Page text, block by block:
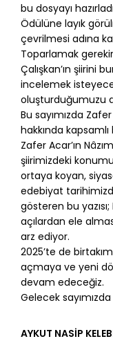
bu dosyayı
Ödülüne layık
çevrilmesi adına
Toparlamak
Çalışkan’ın şiirini
incelemek
oluşturduğumuzu
Bu sayımızda
hakkında
Zafer Acar’ın
şiirimizdeki
ortaya koyan,
edebiyat tarihimizde
gösteren bu yazısı;
açılardan ele
arz ediyor.
2025’te de
açmaya ve yeni
devam edeceğiz.
Gelecek
AYKUT NASİP